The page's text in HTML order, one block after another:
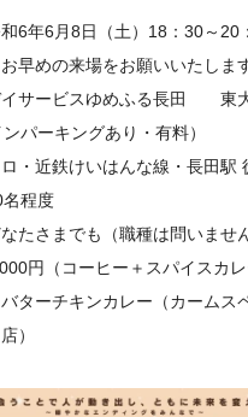
6年6月8日（土）18：30～20
早めの来場をお願いいたします
イサービスゆめふる長田 東
パーキングあり・有料）
・近鉄けいはんな線・長田駅
程度
たさまでも（職種は問いません
円（コーヒー＋スパイスカ
ターチキンカレー（カームス
）